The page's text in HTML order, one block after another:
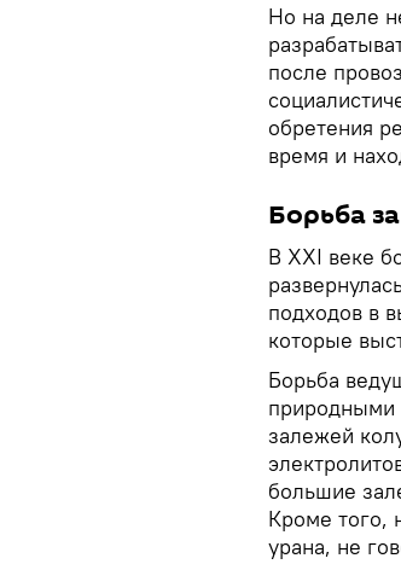
Но на деле
после
обретения
время и
Борьба
В XXI веке
подходов в
которые
Борьба
природными
залежей
большие
Кроме того,
урана, не